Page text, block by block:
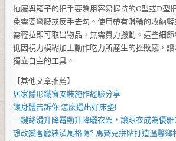
抽屜與箱子的把手要選用容易握持的C型或D型
免需要彎腰或反手去勾。使用帶有滑輪的收納
需輕拉即可取出物品，無需費力搬動。這些細
低因視力模糊加上動作吃力所產生的挫敗感，
獨立自主的工具。
【其他文章推薦】
居家隱形鐵窗安裝施作經驗分享
讓身體告訴你,怎麼選出好床墊!
一鍵絲滑升降電動升降曬衣架 ，讓晾衣成為優
想改變客廳裝潢風格嗎? 馬賽克拼貼打造溫馨鄉